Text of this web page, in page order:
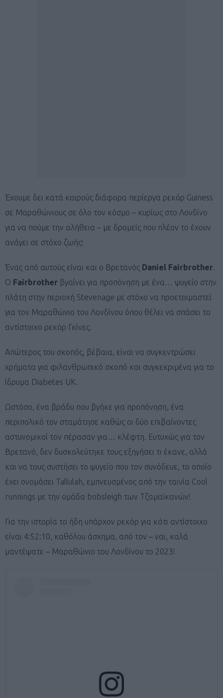
Έχουμε δει κατά καιρούς διάφορα περίεργα ρεκόρ Guiness
σε Μαραθώνιους σε όλο τον κόσμο – κυρίως στο Λονδίνο
για να πούμε την αλήθεια – με δρομείς που πλέον το έχουν
ανάγει σε στόχο ζωής!
Ένας από αυτούς είναι και ο Βρετανός Daniel Fairbrother.
Ο Fairbrother βγαίνει για προπόνηση με ένα… ψυγείο στην
πλάτη στην περιοχή Stevenage με στόχο να προετοιμαστεί
για τον Μαραθώνιο του Λονδίνου όπου θέλει να σπάσει το
αντίστοιχο ρεκόρ Γκίνες.
Απώτερος του σκοπός, βέβαια, είναι να συγκεντρώσει
χρήματα για φιλανθρωπικό σκοπό και συγκεκριμένα για το
ίδρυμα Diabetes UK.
Ωστόσο, ένα βράδυ που βγήκε για προπόνηση, ένα
περιπολικό τον σταμάτησε καθώς οι δύο επιβαίνοντες
αστυνομικοί τον πέρασαν για… κλέφτη. Ευτυχώς για τον
Βρετανό, δεν δυσκολεύτηκε τους εξηγήσει τι έκανε, αλλά
και να τους συστήσει το ψυγείο που τον συνόδευε, το οποίο
έχει ονομάσει Tallulah, εμπνευσμένος από την ταινία Cool
runnings με την ομάδα bobsleigh των Τζαμαϊκανών!
Για την ιστορία το ήδη υπάρχον ρεκόρ για κάτι αντίστοιχο
είναι 4:52:10, καθόλου άσχημα, από τον – ναι, καλά
μαντέψατε – Μαραθώνιο του Λονδίνου το 2023!